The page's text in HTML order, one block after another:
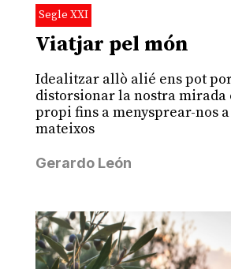
Segle XXI
Viatjar pel món
Idealitzar allò alié ens pot
distorsionar la nostra mirada
propi fins a menysprear-nos
mateixos
Gerardo León